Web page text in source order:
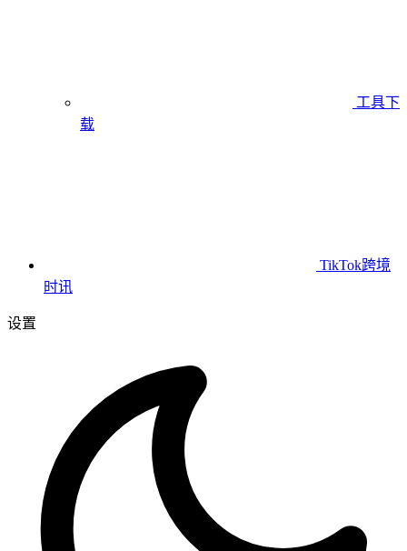
工具下
载
TikTok跨境
时讯
设置